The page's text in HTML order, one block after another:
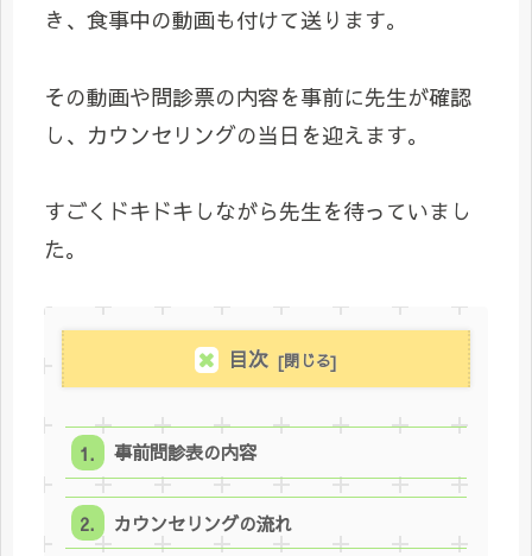
き、食事中の動画も付けて送ります。
その動画や問診票の内容を事前に先生が確認
し、カウンセリングの当日を迎えます。
すごくドキドキしながら先生を待っていまし
た。
目次
事前問診表の内容
カウンセリングの流れ